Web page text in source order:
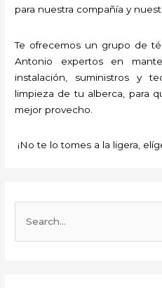
para nuestra compañía y
Te ofrecemos un grupo de
Antonio expertos en
instalación, suministros y
limpieza de tu alberca, para
mejor provecho.
¡No te lo tomes a la ligera,